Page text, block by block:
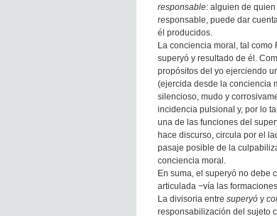
responsable: alguien de
responsable, puede dar
él producidos.
La conciencia moral, tal como
superyó y resultado de él.
propósitos del yo ejerciendo
(ejercida desde la conciencia
silencioso, mudo y
incidencia pulsional y, por lo
una de las funciones del
hace discurso, circula por el
pasaje posible de la
conciencia moral.
En suma, el superyó no debe
articulada −vía las
La divisoria entre superyó y
responsabilización del sujeto